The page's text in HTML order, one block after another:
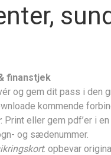
finanstjek
og gem dit pass i den
kommende
: Print eller gem pdf’er i
og sædenummer.
: opbevar